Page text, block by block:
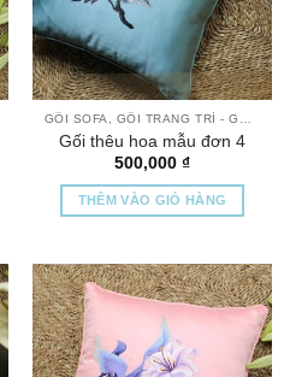
GỐI SOFA, GỐI TRANG TRÍ - GỐI THÊU TAY CAO CẤP
Gối thêu hoa mẫu đơn 4
500,000 ₫
THÊM VÀO GIỎ HÀNG